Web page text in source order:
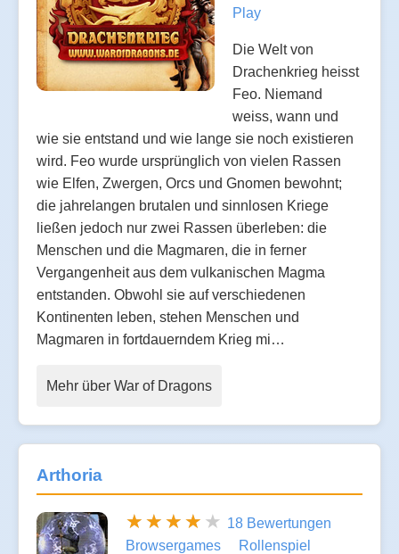
Play
Die Welt von
Drachenkrieg heisst
Feo. Niemand
weiss, wann und
wie sie entstand und wie lange sie noch existieren
wird. Feo wurde ursprünglich von vielen Rassen
wie Elfen, Zwergen, Orcs und Gnomen bewohnt;
die jahrelangen brutalen und sinnlosen Kriege
ließen jedoch nur zwei Rassen überleben: die
Menschen und die Magmaren, die in ferner
Vergangenheit aus dem vulkanischen Magma
entstanden. Obwohl sie auf verschiedenen
Kontinenten leben, stehen Menschen und
Magmaren in fortdauerndem Krieg mi…
Mehr über War of Dragons
Arthoria
18 Bewertungen
Browsergames
Rollenspiel